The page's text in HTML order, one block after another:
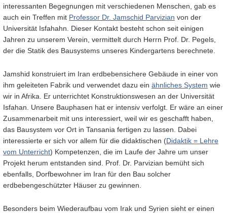
interessanten Begegnungen mit verschiedenen Menschen, gab es
auch ein Treffen mit Professor Dr. Jamschid Parvizian von der
Universität Isfahahn. Dieser Kontakt besteht schon seit einigen
Jahren zu unserem Verein, vermittelt durch Herrn Prof. Dr. Pegels,
der die Statik des Bausystems unseres Kindergartens berechnete.
Jamshid konstruiert im Iran erdbebensichere Gebäude in einer von
ihm geleiteten Fabrik und verwendet dazu ein ähnliches System wie
wir in Afrika. Er unterrichtet Konstruktionswesen an der Universität
Isfahan. Unsere Bauphasen hat er intensiv verfolgt. Er wäre an einer
Zusammenarbeit mit uns interessiert, weil wir es geschafft haben,
das Bausystem vor Ort in Tansania fertigen zu lassen. Dabei
interessierte er sich vor allem für die didaktischen (Didaktik = Lehre
vom Unterricht) Kompetenzen, die im Laufe der Jahre um unser
Projekt herum entstanden sind. Prof. Dr. Parvizian bemüht sich
ebenfalls, Dorfbewohner im Iran für den Bau solcher
erdbebengeschützter Häuser zu gewinnen.
Besonders beim Wiederaufbau vom Irak und Syrien sieht er einen